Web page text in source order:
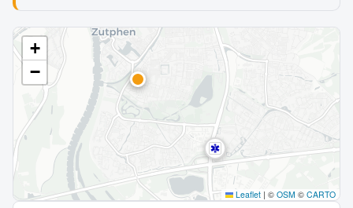
+
−
Leaflet | © OSM © CARTO